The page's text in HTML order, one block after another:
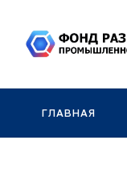
ГЛАВНАЯ